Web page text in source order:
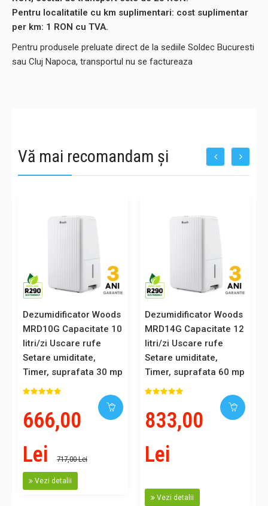
Pentru localitatile cu km suplimentari: cost suplimentar
per km: 1 RON cu TVA.
Pentru produsele preluate direct de la sediile Soldec Bucuresti
sau Cluj Napoca, transportul nu se factureaza
Vă mai recomandam și
Dezumidificator Woods
MRD10G Capacitate 10
litri/zi Uscare rufe
Setare umiditate,
Timer, suprafata 30 mp
666,00
Lei
717,00 Lei
Vezi detalii
Dezumidificator Woods
MRD14G Capacitate 12
litri/zi Uscare rufe
Setare umiditate,
Timer, suprafata 60 mp
833,00
Lei
Vezi detalii